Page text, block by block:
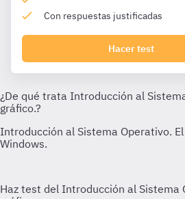
Con respuestas justificadas
Hacer test